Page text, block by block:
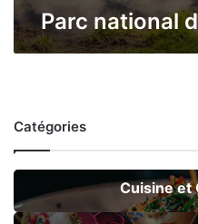
Parc national
Catégories
Cuisine et